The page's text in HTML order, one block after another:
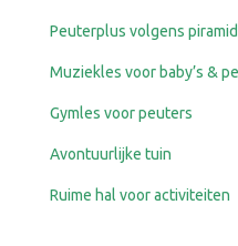
Peuterplus volgens
Muziekles voor baby’s &
Gymles voor peuters
Avontuurlijke tuin
Ruime hal voor activiteiten